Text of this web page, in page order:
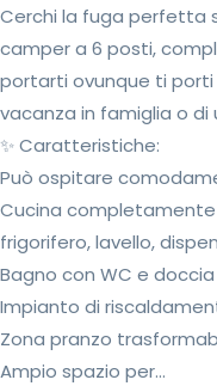
Cerchi la fuga perfetta
camper a 6 posti,
portarti ovunque ti
vacanza in famiglia o di
✨ Caratteristiche:
Può ospitare
Cucina
frigorifero, lavello,
Bagno con WC e doccia
Impianto di
Zona pranzo
Ampio spazio per...